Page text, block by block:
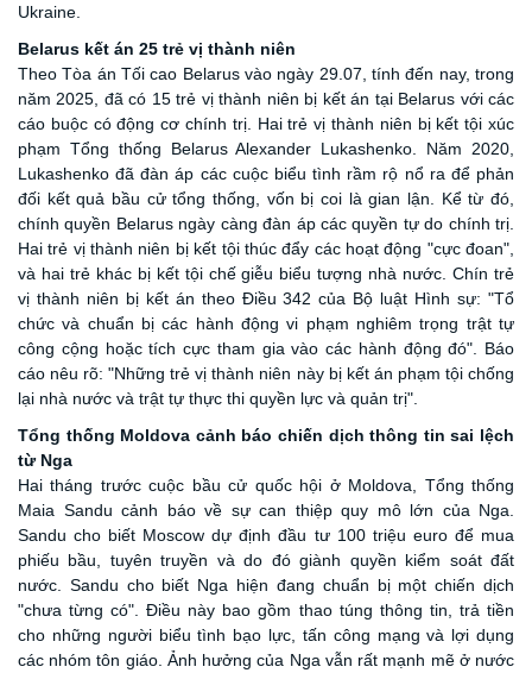
Ukraine.
Belarus kết án 25 trẻ vị thành niên
Theo Tòa án Tối cao Belarus vào ngày 29.07, tính đến nay, trong
năm 2025, đã có 15 trẻ vị thành niên bị kết án tại Belarus với các
cáo buộc có động cơ chính trị. Hai trẻ vị thành niên bị kết tội xúc
phạm Tổng thống Belarus Alexander Lukashenko. Năm 2020,
Lukashenko đã đàn áp các cuộc biểu tình rầm rộ nổ ra để phản
đối kết quả bầu cử tổng thống, vốn bị coi là gian lận. Kể từ đó,
chính quyền Belarus ngày càng đàn áp các quyền tự do chính trị.
Hai trẻ vị thành niên bị kết tội thúc đẩy các hoạt động "cực đoan",
và hai trẻ khác bị kết tội chế giễu biểu tượng nhà nước. Chín trẻ
vị thành niên bị kết án theo Điều 342 của Bộ luật Hình sự: "Tổ
chức và chuẩn bị các hành động vi phạm nghiêm trọng trật tự
công cộng hoặc tích cực tham gia vào các hành động đó". Báo
cáo nêu rõ: "Những trẻ vị thành niên này bị kết án phạm tội chống
lại nhà nước và trật tự thực thi quyền lực và quản trị".
Tổng thống Moldova cảnh báo chiến dịch thông tin sai lệch
từ Nga
Hai tháng trước cuộc bầu cử quốc hội ở Moldova, Tổng thống
Maia Sandu cảnh báo về sự can thiệp quy mô lớn của Nga.
Sandu cho biết Moscow dự định đầu tư 100 triệu euro để mua
phiếu bầu, tuyên truyền và do đó giành quyền kiểm soát đất
nước. Sandu cho biết Nga hiện đang chuẩn bị một chiến dịch
"chưa từng có". Điều này bao gồm thao túng thông tin, trả tiền
cho những người biểu tình bạo lực, tấn công mạng và lợi dụng
các nhóm tôn giáo. Ảnh hưởng của Nga vẫn rất mạnh mẽ ở nước